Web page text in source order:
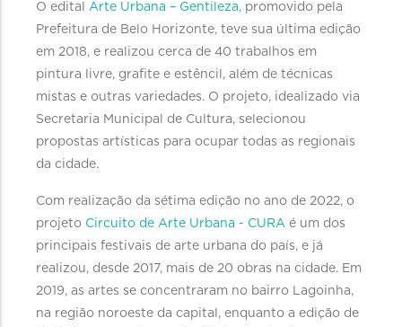
O editalArte Urbana – Gentileza, promovido pela
Prefeitura de Belo Horizonte, teve sua última edição
em 2018, e realizou cerca de 40 trabalhos em
pintura livre, grafite e estêncil, além de técnicas
mistas e outras variedades. O projeto, idealizado via
Secretaria Municipal de Cultura, selecionou
propostas artísticas para ocupar todas as regionais
da cidade.
Com realização da sétima edição no ano de 2022, o
projeto Circuito de Arte Urbana - CURA é um dos
principais festivais de arte urbana do país, e já
realizou, desde 2017, mais de 20 obras na cidade. Em
2019, as artes se concentraram no bairro Lagoinha,
na região noroeste da capital, enquanto a edição de